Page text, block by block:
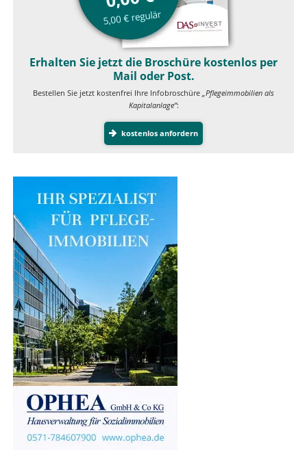
Erhalten Sie jetzt die Broschüre kostenlos per
Mail oder Post.
Bestellen Sie jetzt kostenfrei Ihre Infobroschüre „Pflegeimmobilien als
Kapitalanlage”:
kostenlos anfordern